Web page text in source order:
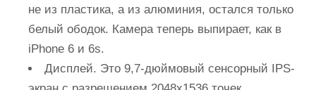
не из пластика, а из алюминия, остался только
белый ободок. Камера теперь выпирает, как в
iPhone 6 и 6s.
Дисплей. Это 9,7-дюймовый сенсорный IPS-